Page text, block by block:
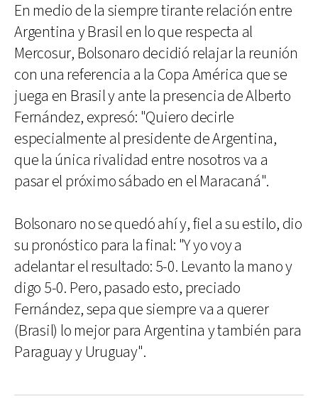
En medio de la siempre tirante relación entre
Argentina y Brasil en lo que respecta al
Mercosur, Bolsonaro decidió relajar la reunión
con una referencia a la Copa América que se
juega en Brasil y ante la presencia de Alberto
Fernández, expresó: "Quiero decirle
especialmente al presidente de Argentina,
que la única rivalidad entre nosotros va a
pasar el próximo sábado en el Maracaná".
Bolsonaro no se quedó ahí y, fiel a su estilo, dio
su pronóstico para la final: "Y yo voy a
adelantar el resultado: 5-0. Levanto la mano y
digo 5-0. Pero, pasado esto, preciado
Fernández, sepa que siempre va a querer
(Brasil) lo mejor para Argentina y también para
Paraguay y Uruguay".